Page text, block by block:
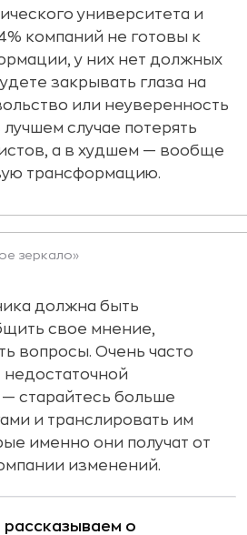
университета и
компаний не готовы к
у них нет должных
закрывать глаза на
или неуверенность
лучшем случае потерять
а в худшем — вообще
трансформацию.
зеркало»
должна быть
свое мнение,
вопросы. Очень часто
недостаточной
старайтесь больше
и транслировать им
именно они получат от
изменений.
рассказываем о